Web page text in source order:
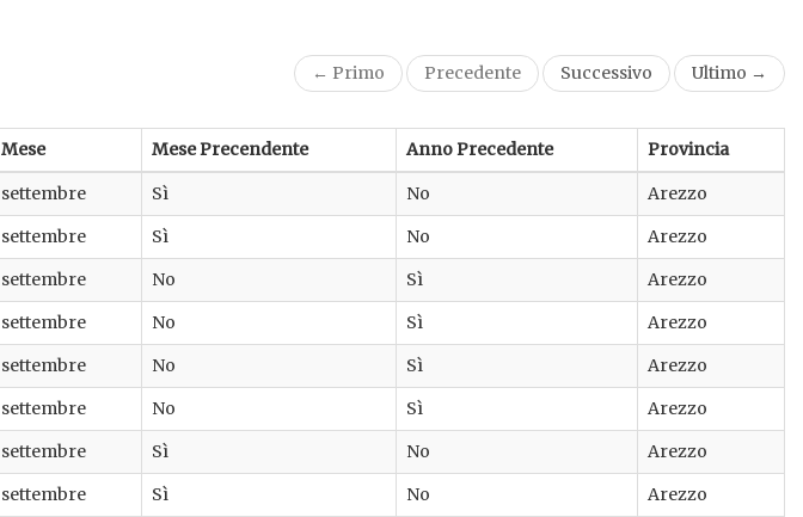
← Primo Precedente Successivo Ultimo →
Mese Mese Precendente Anno Precedente Provincia
settembre Sì No
Arezzo
settembre Sì No
Arezzo
settembre No Sì
Arezzo
settembre No Sì
Arezzo
settembre No Sì
Arezzo
settembre No Sì
Arezzo
settembre Sì No
Arezzo
settembre Sì No
Arezzo